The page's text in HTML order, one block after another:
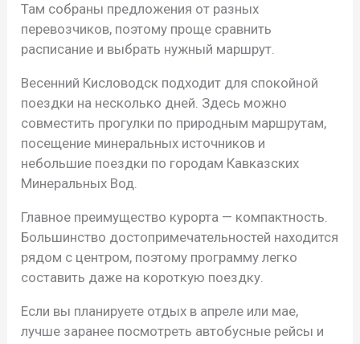
Там собраны предложения от разных
перевозчиков, поэтому проще сравнить
расписание и выбрать нужный маршрут.
Весенний Кисловодск подходит для спокойной
поездки на несколько дней. Здесь можно
совместить прогулки по природным маршрутам,
посещение минеральных источников и
небольшие поездки по городам Кавказских
Минеральных Вод.
Главное преимущество курорта — компактность.
Большинство достопримечательностей находится
рядом с центром, поэтому программу легко
составить даже на короткую поездку.
Если вы планируете отдых в апреле или мае,
лучше заранее посмотреть автобусные рейсы и